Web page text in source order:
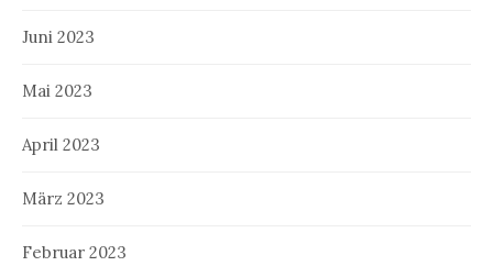
Juni 2023
Mai 2023
April 2023
März 2023
Februar 2023